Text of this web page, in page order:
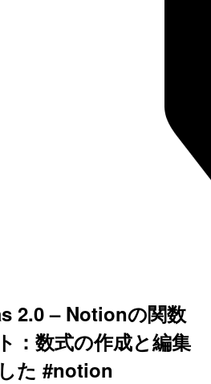
2.0 – Notionの関数
：数式の作成と編集
た #notion